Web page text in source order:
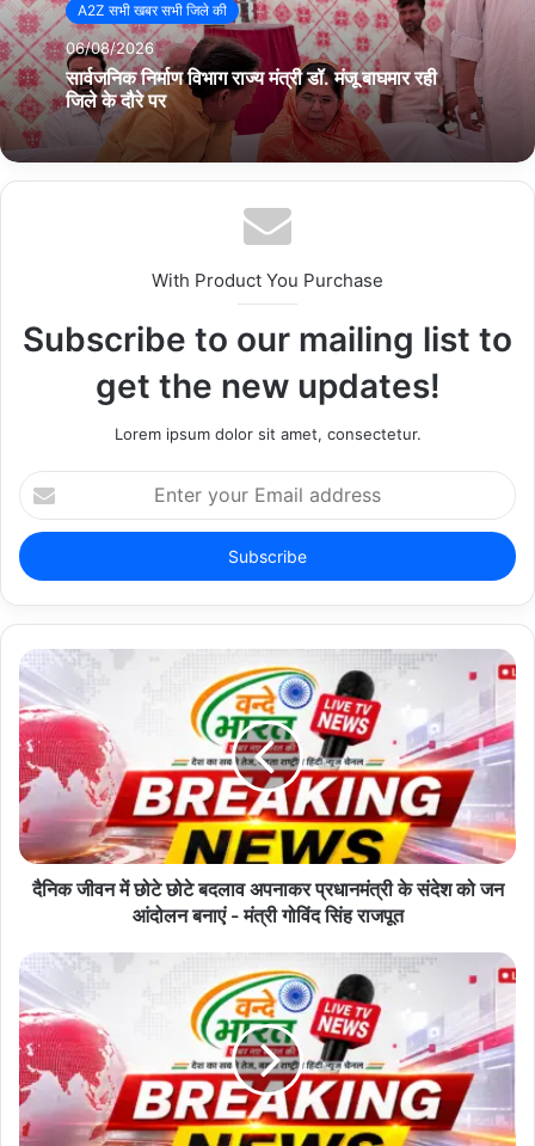
A2Z सभी खबर सभी जिले की
06/08/2026
सार्वजनिक निर्माण विभाग राज्य मंत्री डॉ. मंजू बाघमार रही
जिले के दौरे पर
With Product You Purchase
Subscribe to our mailing list to
get the new updates!
Lorem ipsum dolor sit amet, consectetur.
E
n
e
y
u
r
E
m
a
i
l
a
d
s
s
दैनिक जीवन में छोटे छोटे बदलाव अपनाकर प्रधानमंत्री के संदेश को जन
आंदोलन बनाएं - मंत्री गोविंद सिंह राजपूत